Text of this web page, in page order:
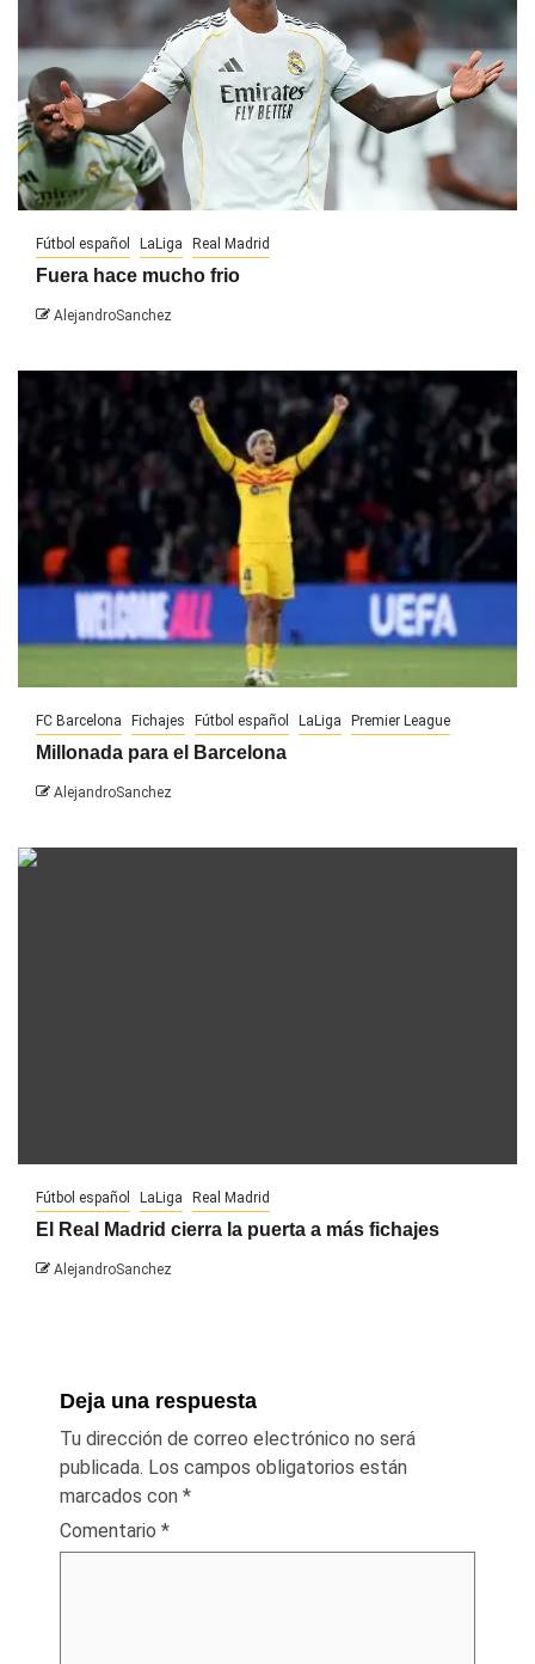
Fútbol español LaLiga Real Madrid
Fuera hace mucho frio
AlejandroSanchez
FC Barcelona Fichajes Fútbol español LaLiga Premier League
Millonada para el Barcelona
AlejandroSanchez
Fútbol español LaLiga Real Madrid
El Real Madrid cierra la puerta a más fichajes
AlejandroSanchez
Deja una respuesta
Tu dirección de correo electrónico no será
publicada. Los campos obligatorios están
marcados con *
Comentario *